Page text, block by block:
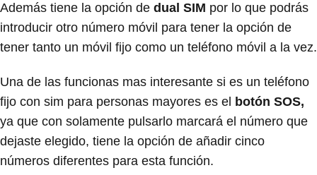
Además tiene la opción de dual SIM por lo que podrás
introducir otro número móvil para tener la opción de
tener tanto un móvil fijo como un teléfono móvil a la vez.
Una de las funcionas mas interesante si es un teléfono
fijo con sim para personas mayores es el botón SOS,
ya que con solamente pulsarlo marcará el número que
dejaste elegido, tiene la opción de añadir cinco
números diferentes para esta función.